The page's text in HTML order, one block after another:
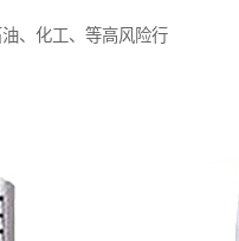
、化工、等高风险行